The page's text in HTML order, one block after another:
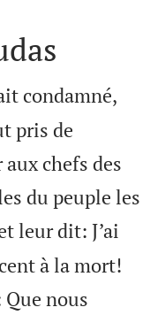
condamné,
pris de
chefs des
du peuple les
leur dit: J’ai
à la mort!
nous